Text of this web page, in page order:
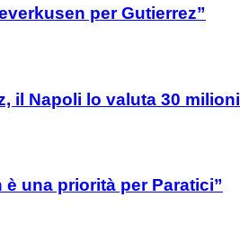
per Gutierrez”
il Napoli lo valuta 30 milioni
una priorità per Paratici”